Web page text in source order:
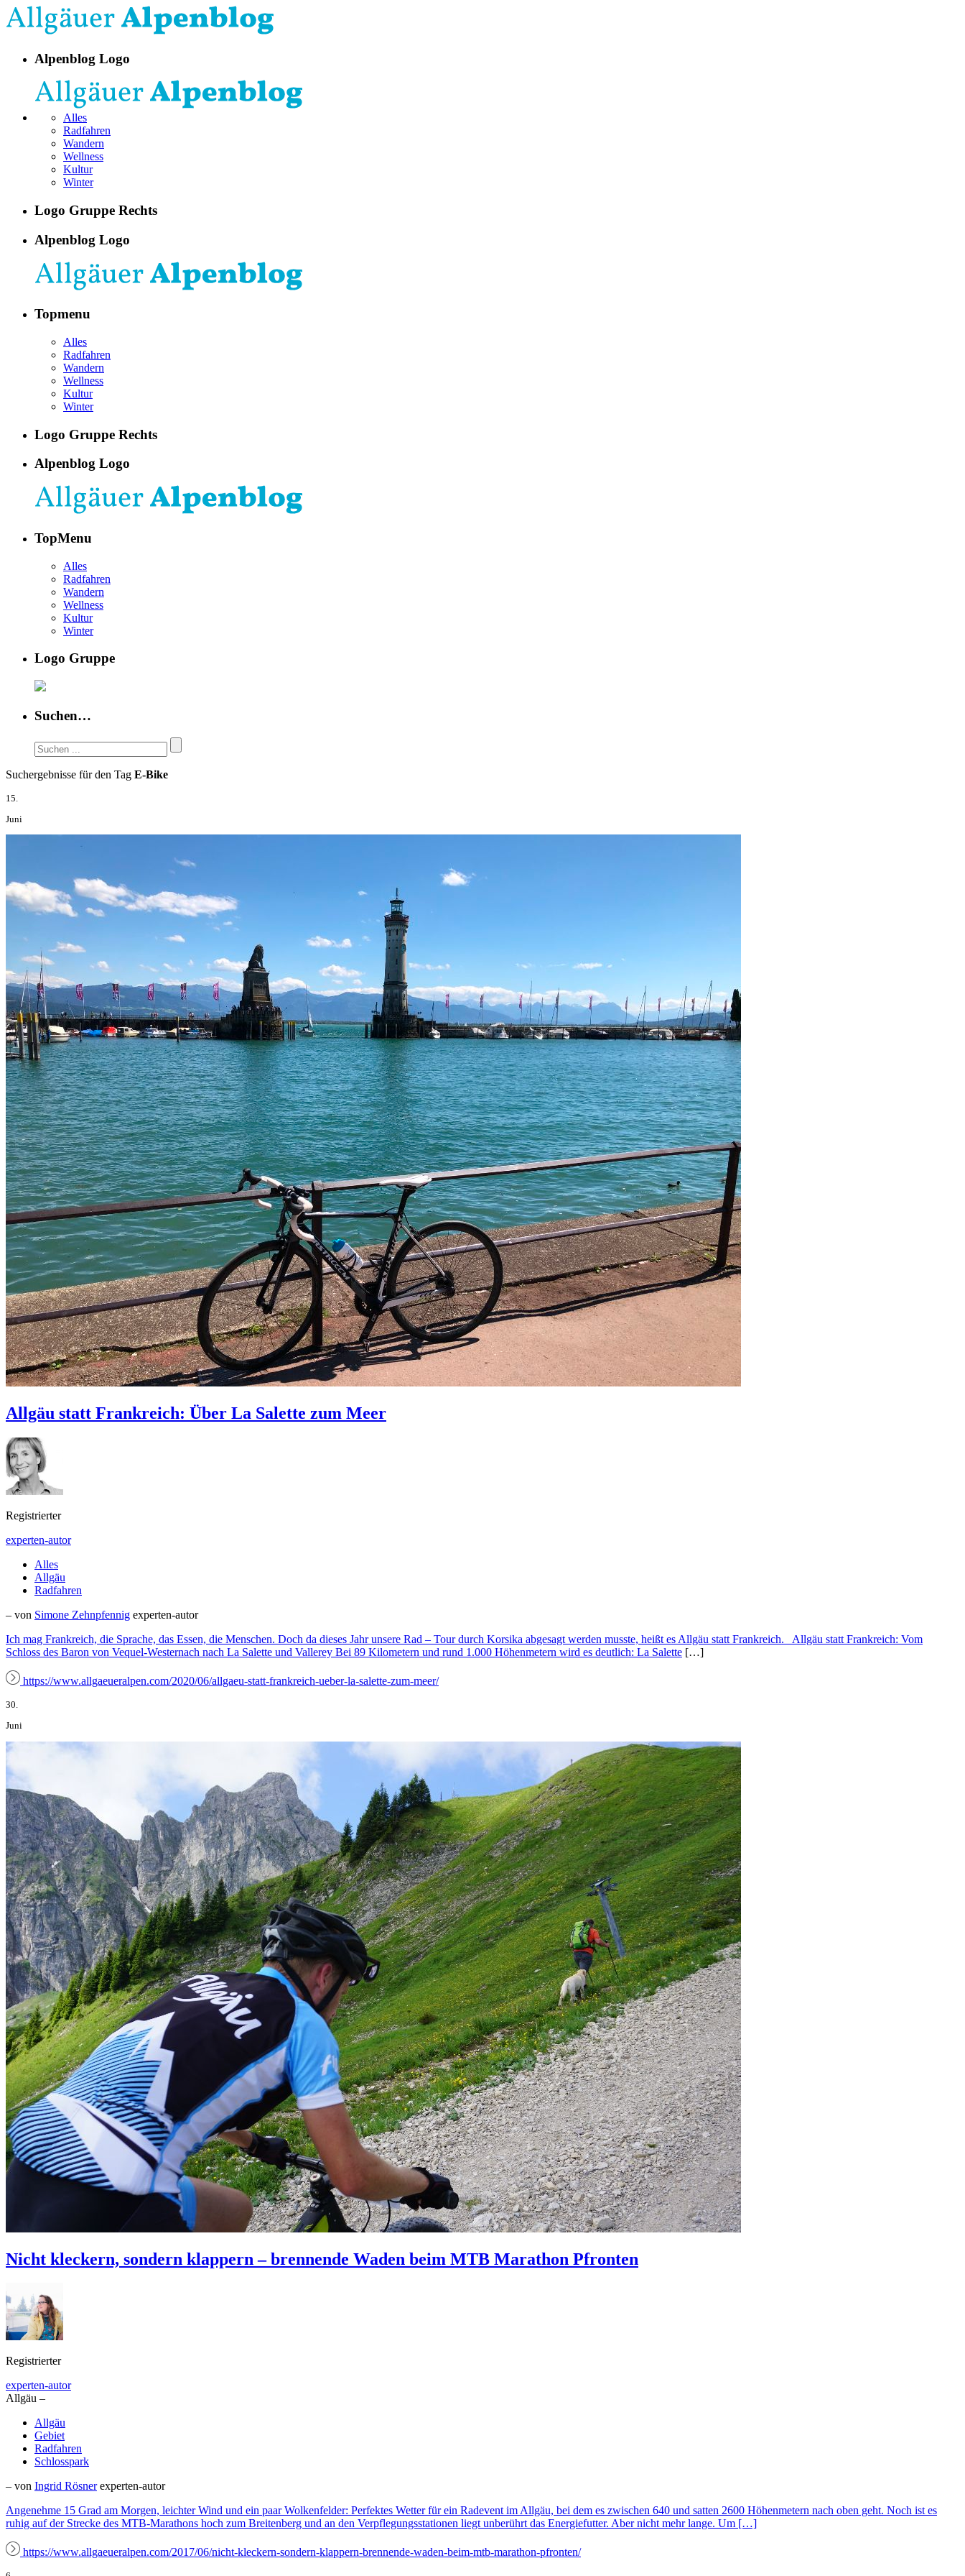
Alpenblog Logo
Alles
Radfahren
Wandern
Wellness
Kultur
Winter
Logo Gruppe Rechts
Alpenblog Logo
Topmenu
Alles
Radfahren
Wandern
Wellness
Kultur
Winter
Logo Gruppe Rechts
Alpenblog Logo
TopMenu
Alles
Radfahren
Wandern
Wellness
Kultur
Winter
Logo Gruppe
Suchen…
Suchergebnisse für den Tag E-Bike
15.
Juni
Allgäu statt Frankreich: Über La Salette zum Meer
Registrierter
experten-autor
Alles
Allgäu
Radfahren
– von Simone Zehnpfennig experten-autor
Ich mag Frankreich, die Sprache, das Essen, die Menschen. Doch da dieses Jahr unsere Rad – Tour durch Korsika abgesagt werden musste, heißt es Allgäu statt Frankreich. Allgäu statt Frankreich: Vom
Schloss des Baron von Vequel-Westernach nach La Salette und Vallerey Bei 89 Kilometern und rund 1.000 Höhenmetern wird es deutlich: La Salette […]
https://www.allgaeueralpen.com/2020/06/allgaeu-statt-frankreich-ueber-la-salette-zum-meer/
30.
Juni
Nicht kleckern, sondern klappern – brennende Waden beim MTB Marathon Pfronten
Registrierter
experten-autor
Allgäu –
Allgäu
Gebiet
Radfahren
Schlosspark
– von Ingrid Rösner experten-autor
Angenehme 15 Grad am Morgen, leichter Wind und ein paar Wolkenfelder: Perfektes Wetter für ein Radevent im Allgäu, bei dem es zwischen 640 und satten 2600 Höhenmetern nach oben geht. Noch ist es
ruhig auf der Strecke des MTB-Marathons hoch zum Breitenberg und an den Verpflegungsstationen liegt unberührt das Energiefutter. Aber nicht mehr lange. Um […]
https://www.allgaeueralpen.com/2017/06/nicht-kleckern-sondern-klappern-brennende-waden-beim-mtb-marathon-pfronten/